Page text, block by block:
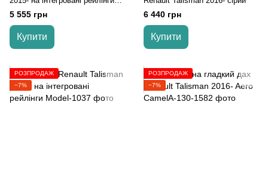
чорний Turtle
5 555 грн
Купити
6 440 грн
Купити
РОЗПРОДАЖ
−7%
РОЗПРОДАЖ
−7%